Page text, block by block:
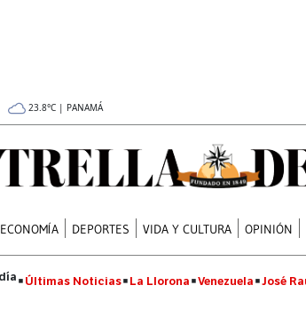
23.8°C | PANAMÁ
ECONOMÍA DEPORTES VIDA Y CULTURA OPINIÓN
Últimas Noticias La Llorona Venezuela José